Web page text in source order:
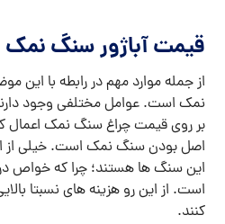
قیمت آباژور سنگ نمک
از جمله موارد مهم در رابطه با این
نمک است. عوامل مختلفی وجود دارند
بر روی قیمت چراغ سنگ نمک اعمال
اصل بودن سنگ نمک است. خیلی از
این سنگ ها هستند؛ چرا که خواص
است. از این رو هزینه های نسبتا
کنند.